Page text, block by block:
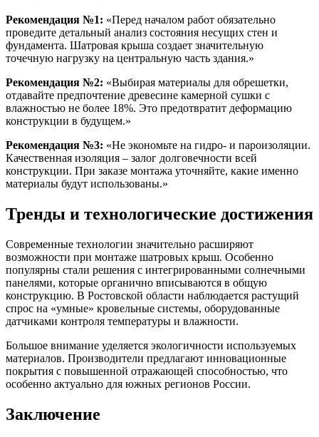
Рекомендация №1: «Перед началом работ обязательно
проведите детальный анализ состояния несущих стен и
фундамента. Шатровая крыша создает значительную
точечную нагрузку на центральную часть здания.»
Рекомендация №2: «Выбирая материалы для обрешетки,
отдавайте предпочтение древесине камерной сушки с
влажностью не более 18%. Это предотвратит деформацию
конструкции в будущем.»
Рекомендация №3: «Не экономьте на гидро- и пароизоляции.
Качественная изоляция – залог долговечности всей
конструкции. При заказе монтажа уточняйте, какие именно
материалы будут использованы.»
Тренды и технологические достижения
Современные технологии значительно расширяют
возможности при монтаже шатровых крыш. Особенно
популярны стали решения с интегрированными солнечными
панелями, которые органично вписываются в общую
конструкцию. В Ростовской области наблюдается растущий
спрос на «умные» кровельные системы, оборудованные
датчиками контроля температуры и влажности.
Большое внимание уделяется экологичности используемых
материалов. Производители предлагают инновационные
покрытия с повышенной отражающей способностью, что
особенно актуально для южных регионов России.
Заключение